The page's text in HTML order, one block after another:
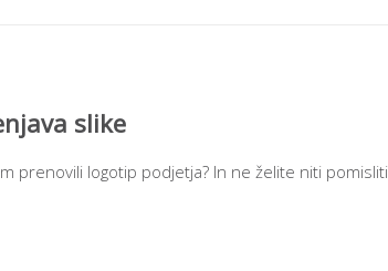
slike
prenovili logotip podjetja? In ne želite niti pomisliti